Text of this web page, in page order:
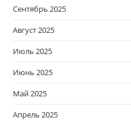
Сентябрь 2025
Август 2025
Июль 2025
Июнь 2025
Май 2025
Апрель 2025